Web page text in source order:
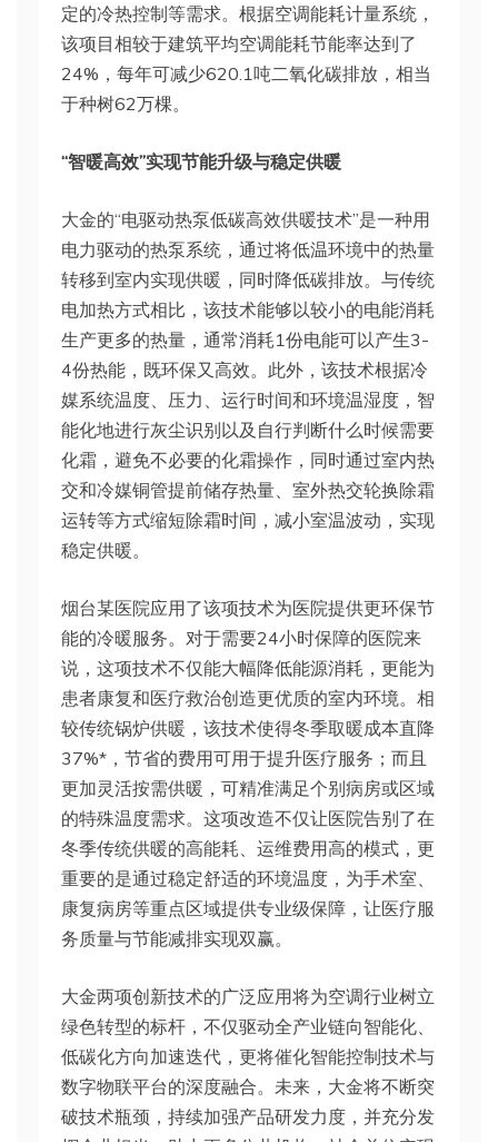
定的冷热控制等需求。根据空调能耗计量系统，
该项目相较于建筑平均空调能耗节能率达到了
24%，每年可减少620.1吨二氧化碳排放，相当
于种树62万棵。
“智暖高效”实现节能升级与稳定供暖
大金的“电驱动热泵低碳高效供暖技术”是一种用
电力驱动的热泵系统，通过将低温环境中的热量
转移到室内实现供暖，同时降低碳排放。与传统
电加热方式相比，该技术能够以较小的电能消耗
生产更多的热量，通常消耗1份电能可以产生3-
4份热能，既环保又高效。此外，该技术根据冷
媒系统温度、压力、运行时间和环境温湿度，智
能化地进行灰尘识别以及自行判断什么时候需要
化霜，避免不必要的化霜操作，同时通过室内热
交和冷媒铜管提前储存热量、室外热交轮换除霜
运转等方式缩短除霜时间，减小室温波动，实现
稳定供暖。
烟台某医院应用了该项技术为医院提供更环保节
能的冷暖服务。对于需要24小时保障的医院来
说，这项技术不仅能大幅降低能源消耗，更能为
患者康复和医疗救治创造更优质的室内环境。相
较传统锅炉供暖，该技术使得冬季取暖成本直降
37%*，节省的费用可用于提升医疗服务；而且
更加灵活按需供暖，可精准满足个别病房或区域
的特殊温度需求。这项改造不仅让医院告别了在
冬季传统供暖的高能耗、运维费用高的模式，更
重要的是通过稳定舒适的环境温度，为手术室、
康复病房等重点区域提供专业级保障，让医疗服
务质量与节能减排实现双赢。
大金两项创新技术的广泛应用将为空调行业树立
绿色转型的标杆，不仅驱动全产业链向智能化、
低碳化方向加速迭代，更将催化智能控制技术与
数字物联平台的深度融合。未来，大金将不断突
破技术瓶颈，持续加强产品研发力度，并充分发